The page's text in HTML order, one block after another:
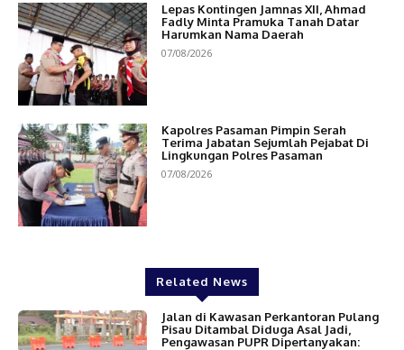
Lepas Kontingen Jamnas XII, Ahmad
Fadly Minta Pramuka Tanah Datar
Harumkan Nama Daerah
07/08/2026
Kapolres Pasaman Pimpin Serah
Terima Jabatan Sejumlah Pejabat Di
Lingkungan Polres Pasaman
07/08/2026
Related News
Jalan di Kawasan Perkantoran Pulang
Pisau Ditambal Diduga Asal Jadi,
Pengawasan PUPR Dipertanyakan: